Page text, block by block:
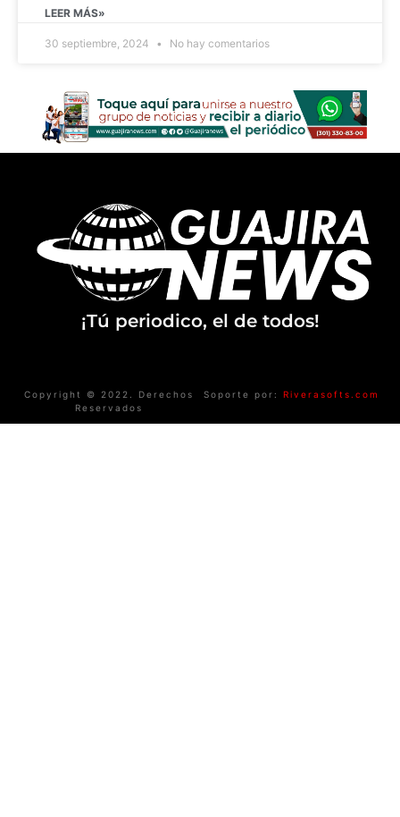
LEER MÁS»
30 septiembre, 2024 No hay comentarios
¡Tú periodico, el de todos!
Copyright © 2022. Derechos
Reservados
Soporte por: Riverasofts.com